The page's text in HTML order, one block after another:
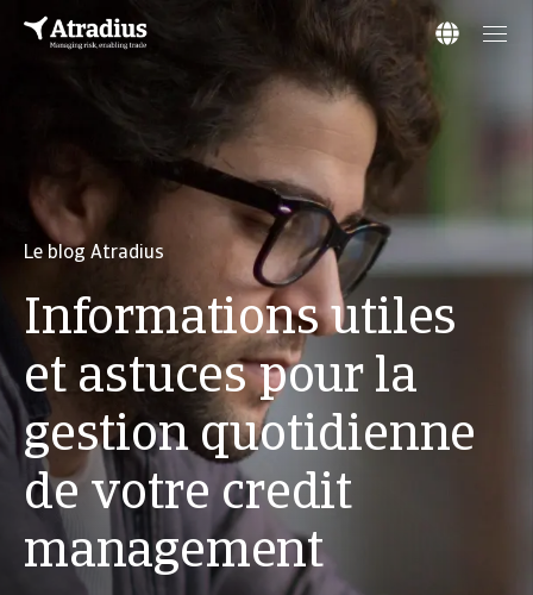
Le blog Atradius
Informations utiles
et astuces pour la
gestion quotidienne
de votre credit
management